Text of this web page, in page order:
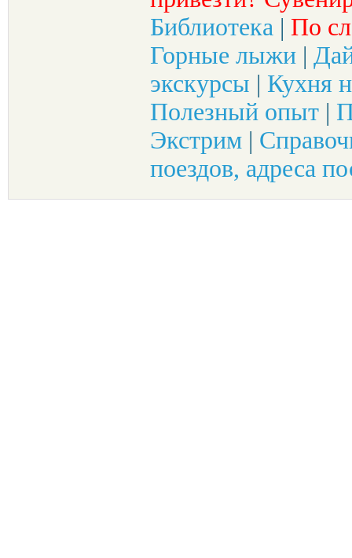
Библиотека | По
Горные лыжи |
экскурсы | Кухня
Полезный опыт |
Экстрим |
поездов, адреса